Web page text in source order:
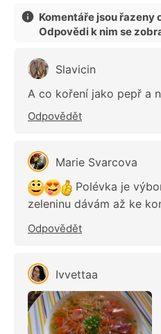
Komentáře jsou řazeny
Odpovědi k nim se
Slavicin
A co koření jako pepř a
Odpovědět
Marie Svarcova
Polévka je
zeleninu dávám až ke
Odpovědět
Ivvettaa